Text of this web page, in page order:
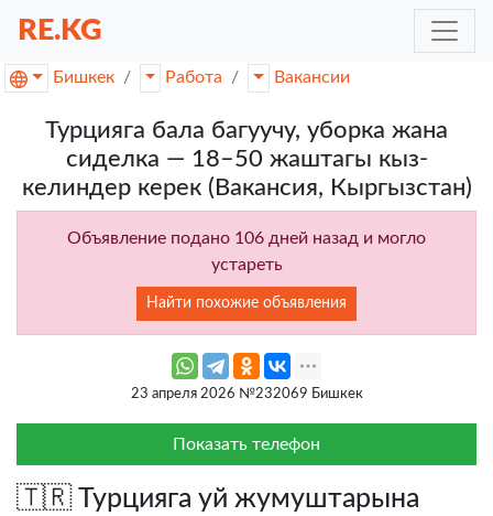
RE.KG
Бишкек Работа Вакансии
Турцияга бала багуучу, уборка жана
сиделка — 18–50 жаштагы кыз-
келиндер керек (Вакансия, Кыргызстан)
Объявление подано 106 дней назад и могло
устареть
Найти похожие объявления
23 апреля 2026 №232069 Бишкек
Показать телефон
🇹🇷 Турцияга уй жумуштарына